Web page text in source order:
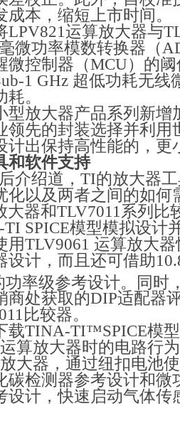
成本，缩短上市时间。
LPV821 运算放大器与
微功率模数转换器（
微控制器（MCU）的
1 GHz 超低功耗无线
。
型放大器产品系列新增
领先的封装选择并利用
计出保持高性能的，更
和软件支持
介绍道， TI的放大器
化以及两者之间的如何
大器和TLV7011 系列比
SPICE模型模拟设计
用TLV9061 运算放大
设计，而且还可借助
功率级参考设计。同时
商处获取的DIP适配器
比较器。
载TINA-TI™SPICE模
运算放大器时的电路行
大器，通过纽扣电池
碳检测器参考设计和微
设计，快速启动气体传